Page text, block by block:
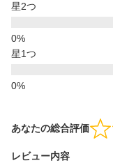
星2つ
星1つ
あなたの総合評価
レビュー内容